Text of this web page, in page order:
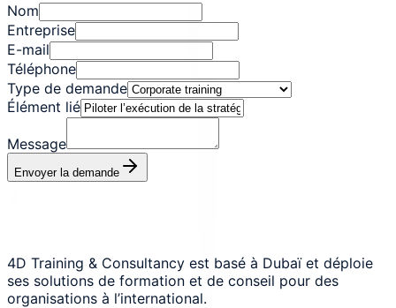
Nom
Entreprise
E-mail
Téléphone
Type de demande
Élément lié
Message
Envoyer la demande
4D Training & Consultancy est basé à Dubaï et déploie
ses solutions de formation et de conseil pour des
organisations à l’international.